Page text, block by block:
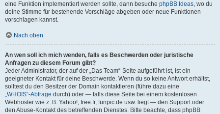
eine Funktion implementiert werden sollte, dann besuche phpBB Ideas, wo du
deine Stimme für bestehende Vorschläge abgeben oder neue Funktionen
vorschlagen kannst.
Nach oben
An wen soll ich mich wenden, falls es Beschwerden oder juristische
Anfragen zu diesem Forum gibt?
Jeder Administrator, der auf der „Das Team“-Seite aufgeführt ist, ist ein
geeigneter Kontakt für deine Beschwerde. Wenn du so keine Antwort erhältst,
solltest du den Besitzer der Domain kontaktieren (führe dazu eine
„WHOIS“-Abfrage durch) oder — falls diese Seite bei einem kostenlosen
Webhoster wie z. B. Yahoo!, free.fr, funpic.de usw. liegt — den Support oder
den Abuse-Kontakt des betreffenden Dienstes. Bitte beachte, dass phpBB